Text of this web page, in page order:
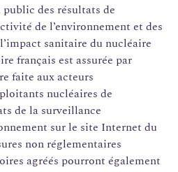
des résultats de
de l’environnement et des
sanitaire du nucléaire
français est assurée par
faite aux acteurs
nucléaires de
de la surveillance
sur le site Internet du
non réglementaires
agréés pourront également